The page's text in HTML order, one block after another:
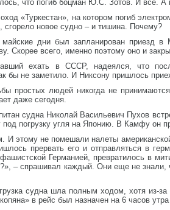
что погиб боцман Ю.С. Зотов. И все. А
«Туркестан», на котором погиб
сгорело новое судно – и тишина. Почему?
дни был запланирован приезд в
Скорее всего, именно поэтому оно и
ехать в СССР, надеялся, что
бы не заметило. И Никсону пришлось
простых людей никогда не
даже сегодня.
судна Николай Васильевич Пухов
погрузку угля на Японию. В Камфу он
этому не помешали налеты
прервать его и отправляться в
Германией, превратилось в
– спрашивал каждый. Они еще не знали,
судна шла полным ходом, хотя из-
в рейс был назначен на 6 часов